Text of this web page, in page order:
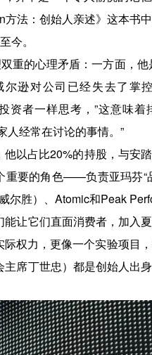
法：创始人亲述》这本书
今。
重的心理矛盾：一方面，
逊对公司已经失去了掌
资者一样思考，”这意味
人经常在讨论的事情。”
以占比20%的持股，与安
要的角色——负责亚玛芬“
胜）、Atomic和Peak
让它们直面消费者，加入
际权力，更像一个实验项目
席丁世忠）都是创始人出